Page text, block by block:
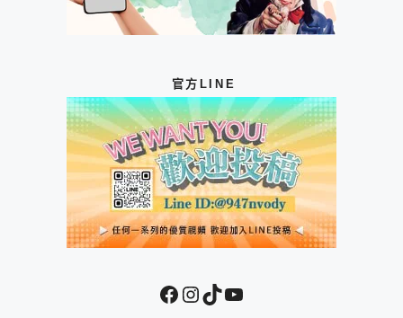
官方LINE
Facebook
Instagram
TikTokYouTube